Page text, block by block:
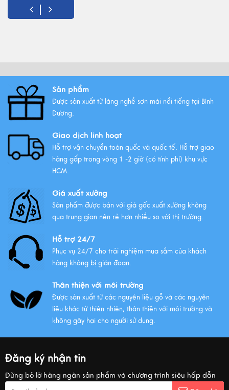
Xem thêm
Sản phẩm
Được sản xuất từ làng nghề sơn mài nổi tiếng tại Bình
Dương.
Giao dịch linh hoạt
Hỗ trợ vận chuyển toàn quốc và quốc tế. Hỗ trợ giao
hàng gấp trong vòng 1 -2 giờ (có tính phí) khu vực
HCM.
Giá xuất xưởng
Sản phẩm được bán với giá gốc xuất xưởng không
qua trung gian nên rẻ hơn nhiều so với thị trường.
Hỗ trợ 24/7
Phục vụ 24/7 cho trải nghiệm mua sắm của khách
hàng không bị gián đoạn.
Thân thiện với môi trường
Được sản xuất từ các nguyên liệu gỗ và các nguyên
liệu khác từ thiên nhiên, thân thiện với môi trường và
không gây hại cho người sử dụng.
Đăng ký nhận tin
Đừng bỏ lỡ hàng ngàn sản phẩm và chương trình siêu hấp dẫn